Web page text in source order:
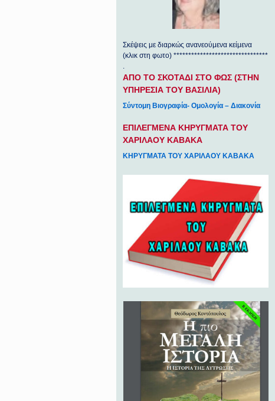
Σκέψεις με διαρκώς ανανεούμενα κείμενα
(κλικ στη φωτο) ********************************
.
ΑΠΟ ΤΟ ΣΚΟΤΑΔΙ ΣΤΟ ΦΩΣ (ΣΤΗΝ
ΥΠΗΡΕΣΙΑ ΤΟΥ ΒΑΣΙΛΙΑ)
Σύντομη Βιογραφία- Ομολογία – Διακονία
ΕΠΙΛΕΓΜΕΝΑ ΚΗΡΥΓΜΑΤΑ ΤΟΥ
ΧΑΡΙΛΑΟΥ ΚΑΒΑΚΑ
ΚΗΡΥΓΜΑΤΑ ΤΟΥ ΧΑΡΙΛΑΟΥ ΚΑΒΑΚΑ